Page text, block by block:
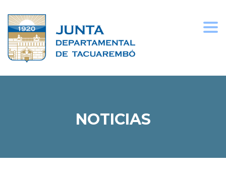
NOTICIAS